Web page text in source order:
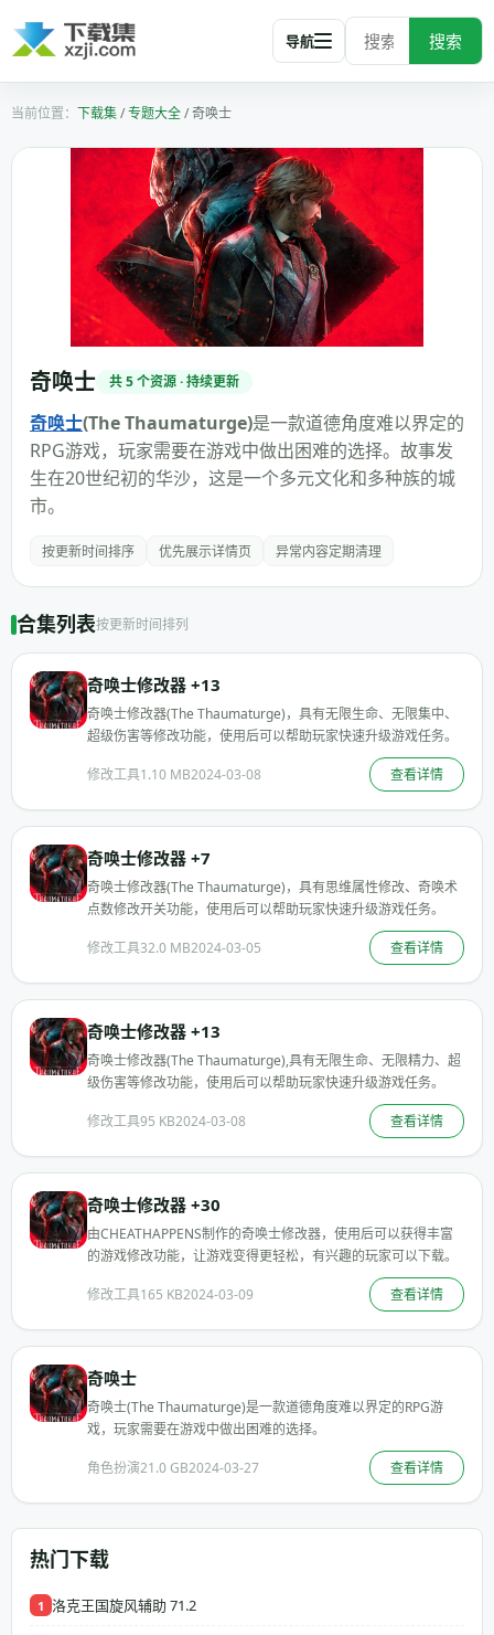
搜索
导航
下载集/专题大全/奇唤士
奇唤士 共 5 个资源 · 持续更新
奇唤士(The Thaumaturge)是一款道德角度难以界定的
RPG游戏，玩家需要在游戏中做出困难的选择。故事发
生在20世纪初的华沙，这是一个多元文化和多种族的城
市。
按更新时间排序 优先展示详情页 异常内容定期清理
合集列表按更新时间排列
奇唤士修改器 +13
奇唤士修改器(The Thaumaturge)，具有无限生命、无限集中、
超级伤害等修改功能，使用后可以帮助玩家快速升级游戏任务。
修改工具1.10 MB2024-03-08 查看详情
奇唤士修改器 +7
奇唤士修改器(The Thaumaturge)，具有思维属性修改、奇唤术
点数修改开关功能，使用后可以帮助玩家快速升级游戏任务。
修改工具32.0 MB2024-03-05 查看详情
奇唤士修改器 +13
奇唤士修改器(The Thaumaturge),具有无限生命、无限精力、超
级伤害等修改功能，使用后可以帮助玩家快速升级游戏任务。
修改工具95 KB2024-03-08 查看详情
奇唤士修改器 +30
由CHEATHAPPENS制作的奇唤士修改器，使用后可以获得丰富
的游戏修改功能，让游戏变得更轻松，有兴趣的玩家可以下载。
修改工具165 KB2024-03-09 查看详情
奇唤士
奇唤士(The Thaumaturge)是一款道德角度难以界定的RPG游
戏，玩家需要在游戏中做出困难的选择。
角色扮演21.0 GB2024-03-27 查看详情
热门下载
1 洛克王国旋风辅助 71.2